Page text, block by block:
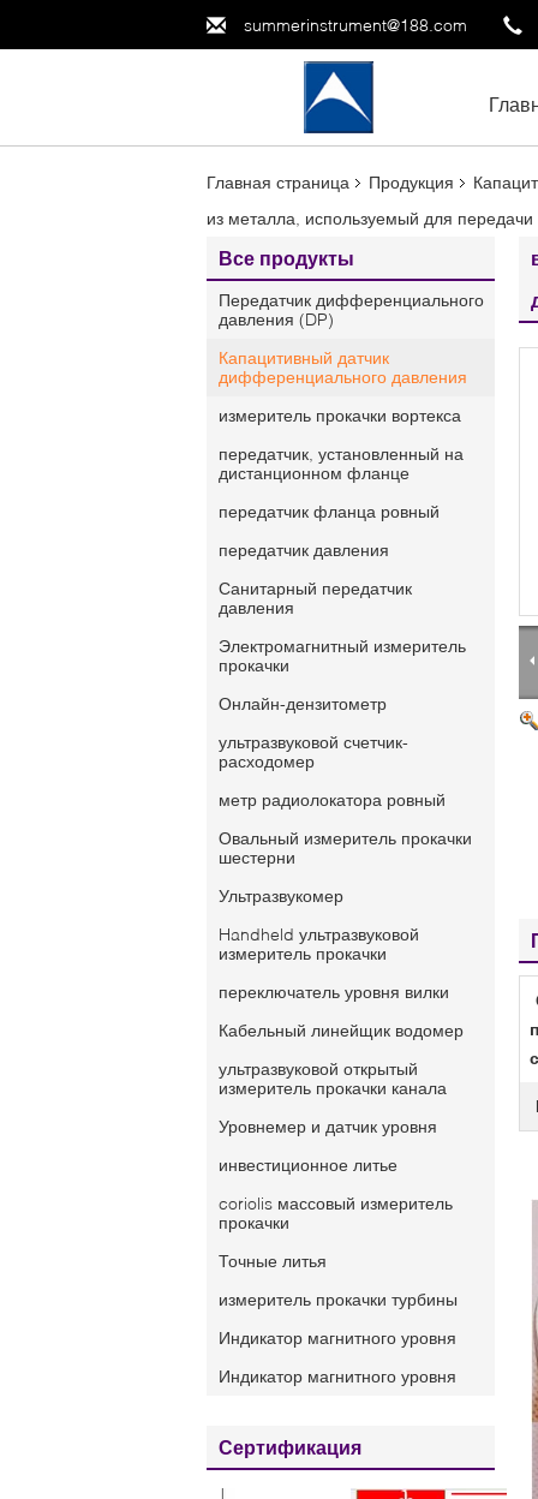
summerinstrument@188.com
Главная страница Продукция
из металла, используемый для
Все продукты
Передатчик дифференциального
давления (DP)
Капацитивный датчик
дифференциального давления
измеритель прокачки вортекса
передатчик, установленный на
дистанционном фланце
передатчик фланца ровный
передатчик давления
Санитарный передатчик
давления
Электромагнитный измеритель
прокачки
Онлайн-дензитометр
ультразвуковой счетчик-
расходомер
метр радиолокатора ровный
Овальный измеритель прокачки
шестерни
Ультразвукомер
Handheld ультразвуковой
измеритель прокачки
переключатель уровня вилки
Кабельный линейщик водомер
ультразвуковой открытый
измеритель прокачки канала
Уровнемер и датчик уровня
инвестиционное литье
coriolis массовый измеритель
прокачки
Точные литья
измеритель прокачки турбины
Индикатор магнитного уровня
Индикатор магнитного уровня
Сертификация